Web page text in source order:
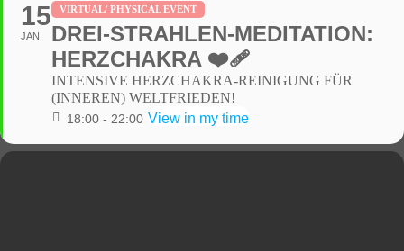
15
JAN
VIRTUAL/ PHYSICAL EVENT
DREI-STRAHLEN-MEDITATION:
HERZCHAKRA ❤️‍🩹
INTENSIVE HERZCHAKRA-REINIGUNG FÜR
(INNEREN) WELTFRIEDEN!
18:00 - 22:00 View in my time